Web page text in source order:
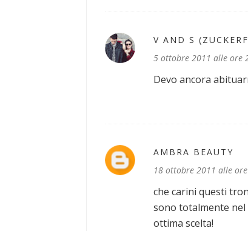
V AND S
5 ottobre 2011 alle ore
Devo ancora
AMBRA BEAUTY
18 ottobre 2011 alle
che carini questi
sono totalmente nel
ottima scelta!